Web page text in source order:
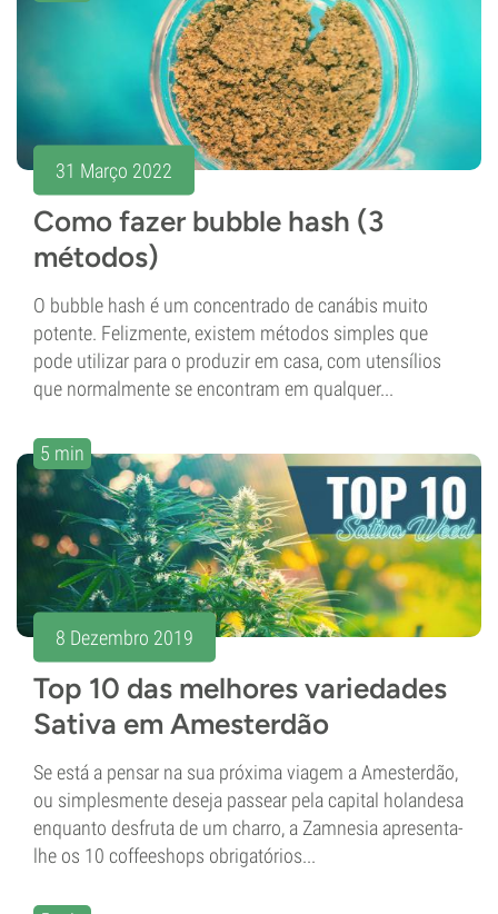
31 Março 2022
Como fazer bubble hash (3
métodos)
O bubble hash é um concentrado de canábis muito
potente. Felizmente, existem métodos simples que
pode utilizar para o produzir em casa, com utensílios
que normalmente se encontram em qualquer...
5 min
8 Dezembro 2019
Top 10 das melhores variedades
Sativa em Amesterdão
Se está a pensar na sua próxima viagem a Amesterdão,
ou simplesmente deseja passear pela capital holandesa
enquanto desfruta de um charro, a Zamnesia apresenta-
lhe os 10 coffeeshops obrigatórios...